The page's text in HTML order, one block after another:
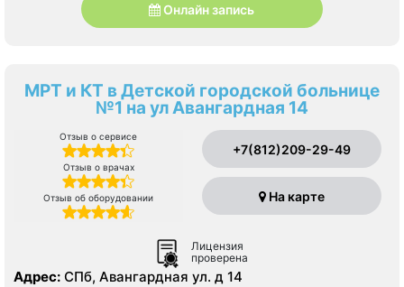
Онлайн запись
МРТ и КТ в Детской городской больнице
№1 на ул Авангардная 14
Отзыв о сервисе
Отзыв о врачах
Отзыв об оборудовании
+7(812)209-29-49
На карте
Лицензия
проверена
Адрес: СПб, Авангардная ул. д 14